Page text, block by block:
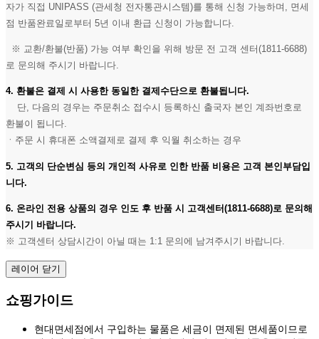
자가 직접 UNIPASS (관세청 전자통관시스템)를 통해 신청 가능하며, 면세
점 반품완료일로부터 5년 이내 환급 신청이 가능합니다.
※ 교환/환불(반품) 가능 여부 확인을 위해 방문 전 고객 센터(1811-6688)
로 문의해 주시기 바랍니다.
4. 환불은 결제 시 사용한 동일한 결제수단으로 환불됩니다.
단, 다음의 경우는 주문취소 접수시 등록하신 출국자 본인 계좌번호로
환불이 됩니다.
ㆍ주문 시 휴대폰 소액결제로 결제 후 익월 취소하는 경우
5. 고객의 단순변심 등의 개인적 사유로 인한 반품 비용은 고객 본인부담입
니다.
6. 온라인 전용 상품의 경우 인도 후 반품 시 고객센터(1811-6688)로 문의해
주시기 바랍니다.
※ 고객센터 상담시간이 아닐 때는 1:1 문의에 남겨주시기 바랍니다.
레이어 닫기
쇼핑가이드
현대면세점에서 구입하는 물품은 세금이 면제된 면세품이므로